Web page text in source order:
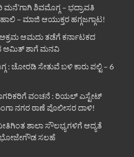
ಮನೆ’ಗಾಗಿ ಶಿವಮೊಗ್ಗ – ಭದ್ರಾವತಿ
ಹಾಲಿ – ಮಾಜಿ ಆಯುಕ್ತರ ಹಗ್ಗಜಗ್ಗಾಟ!
ಅಕ್ರಮ ಆಮದು ತಡೆಗೆ ಕರ್ನಾಟಕದ
ಅಮಿತ್ ಶಾಗೆ ಮನವಿ
: ಚೋರಡಿ ಸೇತುವೆ ಬಳಿ ಕಾರು ಪಲ್ಟಿ – 6
ವಂಚನೆ : ರಿಯಲ್ ಎಸ್ಟೇಟ್
ನಗರ ಠಾಣೆ ಪೊಲೀಸರ ದಾಳಿ!
ಶಾಲಾ ಸೌಲಭ್ಯಗಳಿಗೆ ಆದ್ಯತೆ
ಭೋಜೇಗೌಡ ಸಲಹೆ